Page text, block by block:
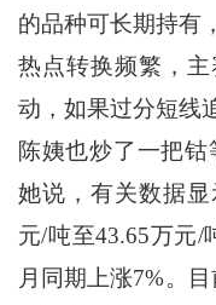
的品种可长期持有
热点转换频繁，
动，如果过分短线
陈姨也炒了一把钴
她说，有关数据
元/吨至43.65万元/
月同期上涨7%。